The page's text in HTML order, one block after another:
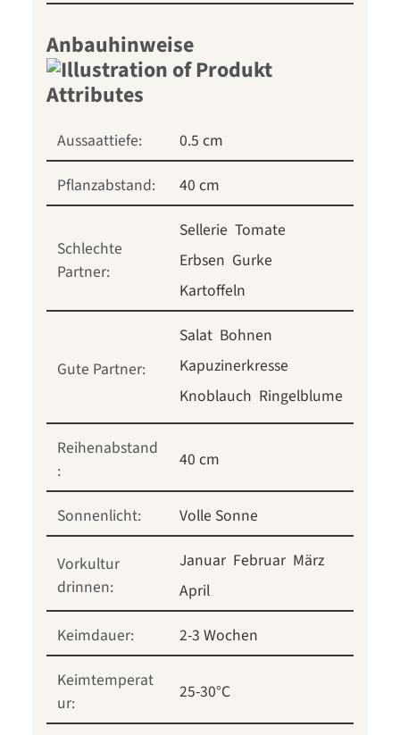
Anbauhinweise
Aussaattiefe:
0.5 cm
Pflanzabstand:
40 cm
Schlechte
Partner:
Sellerie Tomate
Erbsen Gurke
Kartoffeln
Gute Partner:
Salat Bohnen
Kapuzinerkresse
Knoblauch Ringelblume
Reihenabstand
:
40 cm
Sonnenlicht: Volle Sonne
Vorkultur
drinnen:
Januar Februar März
April
Keimdauer:
2-3 Wochen
Keimtemperat
ur:
25-30°C